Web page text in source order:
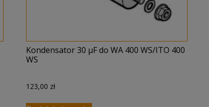
Kondensator 30 μF do WA 400 WS/ITO 400
WS
123,00 zł